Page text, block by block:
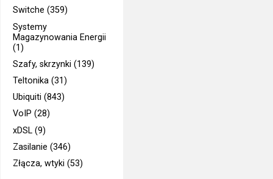
Switche (359)
Systemy
Magazynowania Energii
(1)
Szafy, skrzynki (139)
Teltonika (31)
Ubiquiti (843)
VoIP (28)
xDSL (9)
Zasilanie (346)
Złącza, wtyki (53)